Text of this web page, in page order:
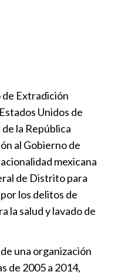
de Extradición
Unidos de
la República
al Gobierno de
mexicana
de Distrito para
los delitos de
la salud y lavado de
una organización
de 2005 a 2014,